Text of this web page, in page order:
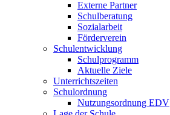
Externe Partner
Schulberatung
Sozialarbeit
Förderverein
Schulentwicklung
Schulprogramm
Aktuelle Ziele
Unterrichtszeiten
Schulordnung
Nutzungsordnung EDV